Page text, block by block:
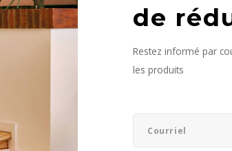
de
Restez informé par
les produits